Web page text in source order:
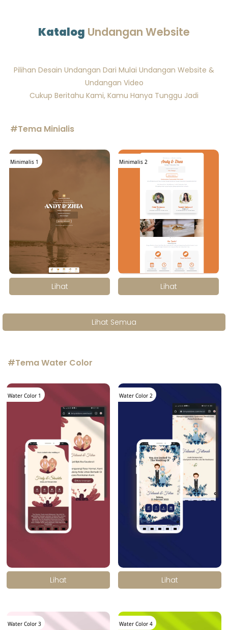
Katalog Undangan Website
Pilihan Desain Undangan Dari Mulai Undangan Website &
Undangan Video
Cukup Beritahu Kami, Kamu Hanya Tunggu Jadi
#Tema Minialis
.
Lihat
Minimalis 1
.
Lihat
Minimalis 2
Lihat Semua
#Tema Water Color
.
Lihat
Water Color 1
.
Lihat
Water Color 2
Water Color 3 Water Color 4